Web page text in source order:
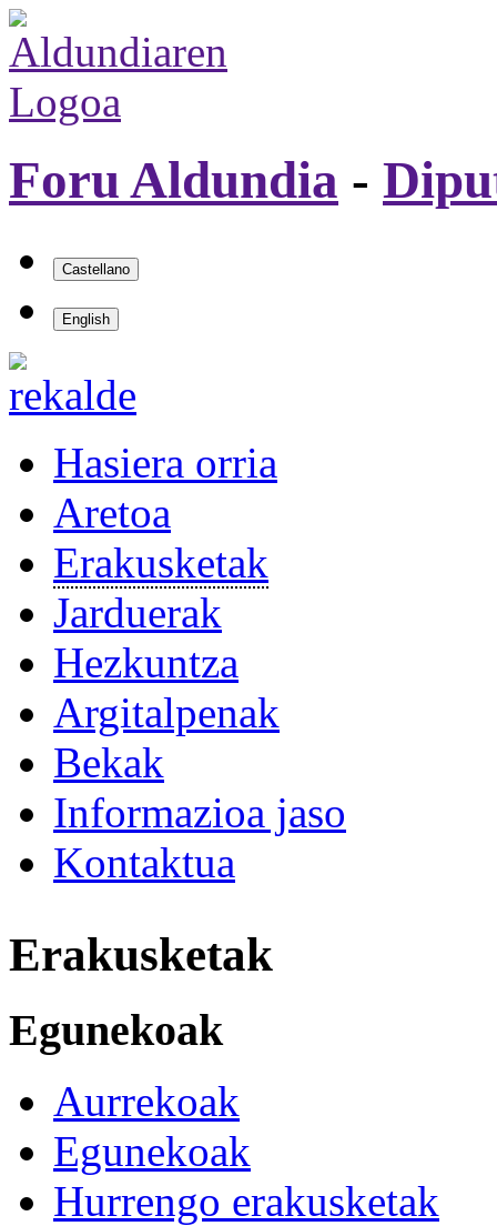
Foru Aldundia -
Hasiera orria
Aretoa
Erakusketak
Jarduerak
Hezkuntza
Argitalpenak
Bekak
Informazioa jaso
Kontaktua
Erakusketak
Egunekoak
Aurrekoak
Egunekoak
Hurrengo erakusketak